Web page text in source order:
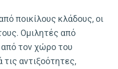
ποικίλους κλάδους, οι
Ομιλητές από
από τον χώρο του
αντιξοότητες,